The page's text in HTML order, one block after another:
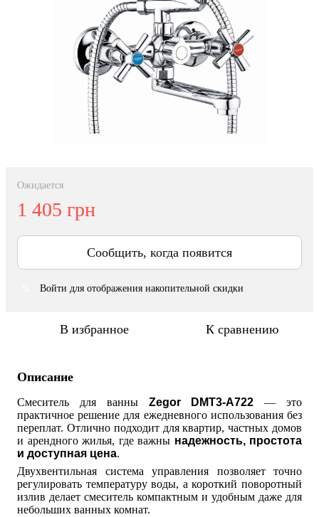
Ожидается
1 405 грн
Сообщить, когда появится
Войти для отображения накопительной скидки
В избранное К сравнению
Описание
Смеситель для ванны Zegor DMT3-A722 — это
практичное решение для ежедневного использования без
переплат. Отлично подходит для квартир, частных домов
и арендного жилья, где важны надежность, простота
и доступная цена.
Двухвентильная система управления позволяет точно
регулировать температуру воды, а короткий поворотный
излив делает смеситель компактным и удобным даже для
небольших ванных комнат.